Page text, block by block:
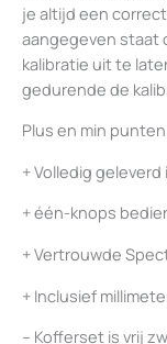
je altijd een
aangegeven staat
kalibratie uit te
gedurende de
Plus en min
+ Volledig
+ één-knops
+ Vertrouwde
+ Inclusief
– Kofferset is vrij